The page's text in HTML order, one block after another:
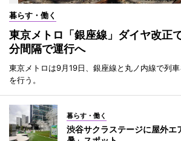
暮らす・働く
東京メトロ「銀座線」ダイヤ改
分間隔で運行へ
東京メトロは9月19日、銀座線と丸ノ内線で列
を行う。
暮らす・働く
渋谷サクラステージに屋外エ